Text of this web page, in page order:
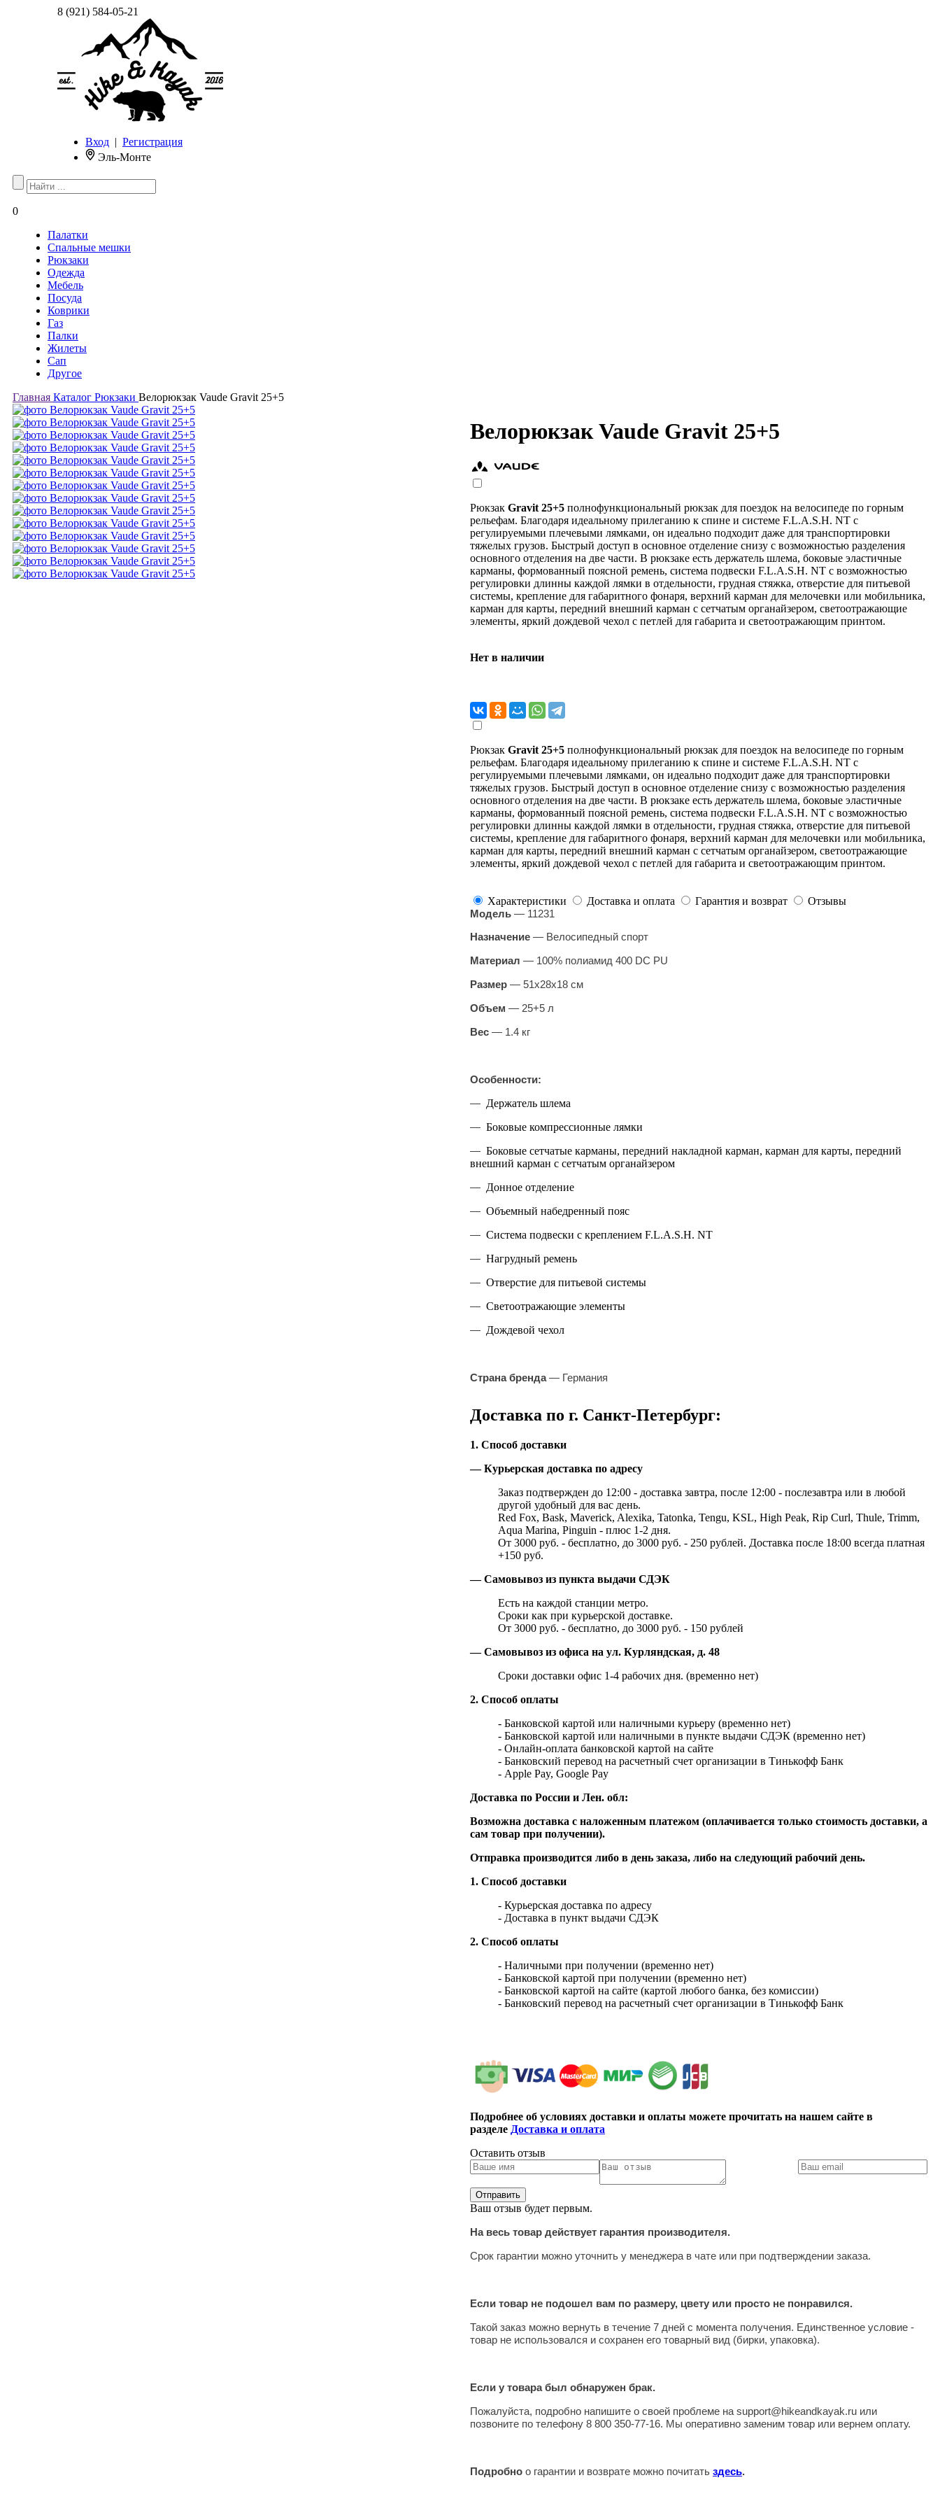
8 (921) 584-05-21
Вход | Регистрация
Эль-Монте
0
Палатки
Спальные мешки
Рюкзаки
Одежда
Мебель
Посуда
Коврики
Газ
Палки
Жилеты
Сап
Другое
Главная Каталог Рюкзаки Велорюкзак Vaude Gravit 25+5
Велорюкзак Vaude Gravit 25+5
Рюкзак Gravit 25+5 полнофункциональный рюкзак для поездок на велосипеде по горным
рельефам. Благодаря идеальному прилеганию к спине и системе F.L.A.S.H. NT с
регулируемыми плечевыми лямками, он идеально подходит даже для транспортировки
тяжелых грузов. Быстрый доступ в основное отделение снизу с возможностью разделения
основного отделения на две части. В рюкзаке есть держатель шлема, боковые эластичные
карманы, формованный поясной ремень, система подвески F.L.A.S.H. NT с возможностью
регулировки длинны каждой лямки в отдельности, грудная стяжка, отверстие для питьевой
системы, крепление для габаритного фонаря, верхний карман для мелочевки или мобильника,
карман для карты, передний внешний карман с сетчатым органайзером, светоотражающие
элементы, яркий дождевой чехол с петлей для габарита и светоотражающим принтом.
Нет в наличии
Рюкзак Gravit 25+5 полнофункциональный рюкзак для поездок на велосипеде по горным
рельефам. Благодаря идеальному прилеганию к спине и системе F.L.A.S.H. NT с
регулируемыми плечевыми лямками, он идеально подходит даже для транспортировки
тяжелых грузов. Быстрый доступ в основное отделение снизу с возможностью разделения
основного отделения на две части. В рюкзаке есть держатель шлема, боковые эластичные
карманы, формованный поясной ремень, система подвески F.L.A.S.H. NT с возможностью
регулировки длинны каждой лямки в отдельности, грудная стяжка, отверстие для питьевой
системы, крепление для габаритного фонаря, верхний карман для мелочевки или мобильника,
карман для карты, передний внешний карман с сетчатым органайзером, светоотражающие
элементы, яркий дождевой чехол с петлей для габарита и светоотражающим принтом.
Характеристики Доставка и оплата Гарантия и возврат
Отзывы
Модель — 11231
​Назначение — Велосипедный спорт
Материал — 100% полиамид 400 DC PU
Размер — 51х28х18 см
Объем — 25+5 л
Вес — 1.4 кг
Особенности:
— Держатель шлема
— Боковые компрессионные лямки
— Боковые сетчатые карманы, передний накладной карман, карман для карты, передний
внешний карман с сетчатым органайзером
— Донное отделение
— Объемный набедренный пояс
— Система подвески с креплением F.L.A.S.H. NT
— Нагрудный ремень
— Отверстие для питьевой системы
— Светоотражающие элементы
— Дождевой чехол
Страна бренда— Германия
Доставка по г. Санкт-Петербург:
1. Способ доставки
— Курьерская доставка по адресу
Заказ подтвержден до 12:00 - доставка завтра, после 12:00 - послезавтра или в любой
другой удобный для вас день.
Red Fox, Bask, Maverick, Alexika, Tatonka, Tengu, KSL, High Peak, Rip Curl, Thule, Trimm,
Aqua Marina, Pinguin - плюс 1-2 дня.
От 3000 руб. - бесплатно, до 3000 руб. - 250 рублей. Доставка после 18:00 всегда платная
+150 руб.
— Самовывоз из пункта выдачи СДЭК
Есть на каждой станции метро.
Сроки как при курьерской доставке.
От 3000 руб. - бесплатно, до 3000 руб. - 150 рублей
— Самовывоз из офиса на ул. Курляндская, д. 48
Сроки доставки офис 1-4 рабочих дня. (временно нет)
2. Способ оплаты
- Банковской картой или наличными курьеру (временно нет)
- Банковской картой или наличными в пункте выдачи СДЭК (временно нет)
- Онлайн-оплата банковской картой на сайте
- Банковский перевод на расчетный счет организации в Тинькофф Банк
- Apple Pay, Google Pay
Доставка по России и Лен. обл:
Возможна доставка с наложенным платежом (оплачивается только стоимость доставки, а
сам товар при получении).
Отправка производится либо в день заказа, либо на следующий рабочий день.
1. Способ доставки
- Курьерская доставка по адресу
- Доставка в пункт выдачи СДЭК
2. Способ оплаты
- Наличными при получении (временно нет)
- Банковской картой при получении (временно нет)
- Банковской картой на сайте (картой любого банка, без комиссии)
- Банковский перевод на расчетный счет организации в Тинькофф Банк
Подробнее об условиях доставки и оплаты можете прочитать на нашем сайте в
разделе Доставка и оплата
Оставить отзыв
Ваш отзыв будет первым.
На весь товар действует гарантия производителя.
Срок гарантии можно уточнить у менеджера в чате или при подтверждении заказа.
Если товар не подошел вам по размеру, цвету или просто не понравился.
Такой заказ можно вернуть в течение 7 дней с момента получения. Единственное условие -
товар не использовался и сохранен его товарный вид (бирки, упаковка).
Если у товара был обнаружен брак.
Пожалуйста, подробно напишите о своей проблеме на support@hikeandkayak.ru или
позвоните по телефону 8 800 350-77-16. Мы оперативно заменим товар или вернем оплату.
Подробно о гарантии и возврате можно почитать здесь.